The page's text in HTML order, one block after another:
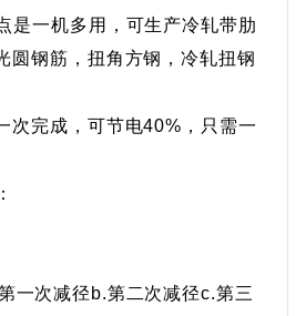
是一机多用，可生产冷轧带肋
圆钢筋，扭角方钢，冷轧扭钢
次完成，可节电40% ，只需一
一次减径 b.第二次减径c.第三